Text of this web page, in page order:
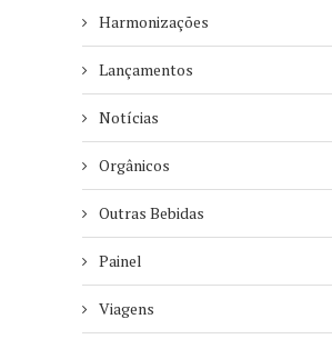
Harmonizações
Lançamentos
Notícias
Orgânicos
Outras Bebidas
Painel
Viagens